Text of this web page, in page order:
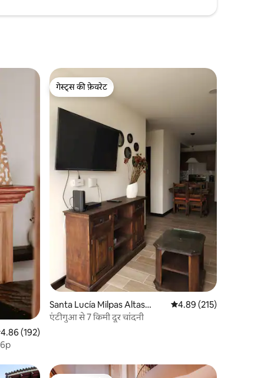
रेटिंग 5 में से 4.86, 192 समीक्षाएँ
4.86 (192)
गेस्ट्स की फ़ेवरेट
गेस्ट्स की फ़ेवरेट
Santa Lucía Milpas Altas
में कॉन्डो
औसत रेटिंग 5 में से 4.89,
4.89 (215)
एंटीगुआ से 7 किमी दूर चांदनी